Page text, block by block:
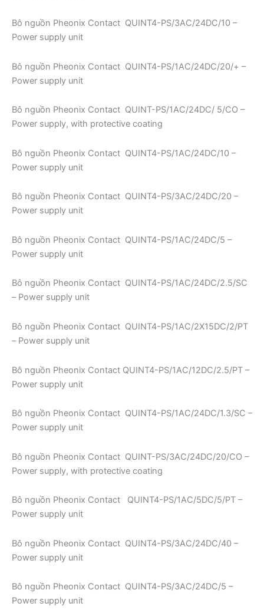
Bô nguồn Pheonix Contact QUINT4-PS/3AC/24DC/10 –
Power supply unit
Bô nguồn Pheonix Contact QUINT4-PS/1AC/24DC/20/+ –
Power supply unit
Bô nguồn Pheonix Contact QUINT-PS/1AC/24DC/ 5/CO –
Power supply, with protective coating
Bô nguồn Pheonix Contact QUINT4-PS/1AC/24DC/10 –
Power supply unit
Bô nguồn Pheonix Contact QUINT4-PS/3AC/24DC/20 –
Power supply unit
Bô nguồn Pheonix Contact QUINT4-PS/1AC/24DC/5 –
Power supply unit
Bô nguồn Pheonix Contact QUINT4-PS/1AC/24DC/2.5/SC
– Power supply unit
Bô nguồn Pheonix Contact QUINT4-PS/1AC/2X15DC/2/PT
– Power supply unit
Bô nguồn Pheonix Contact QUINT4-PS/1AC/12DC/2.5/PT –
Power supply unit
Bô nguồn Pheonix Contact QUINT4-PS/1AC/24DC/1.3/SC –
Power supply unit
Bô nguồn Pheonix Contact QUINT-PS/3AC/24DC/20/CO –
Power supply, with protective coating
Bô nguồn Pheonix Contact QUINT4-PS/1AC/5DC/5/PT –
Power supply unit
Bô nguồn Pheonix Contact QUINT4-PS/3AC/24DC/40 –
Power supply unit
Bô nguồn Pheonix Contact QUINT4-PS/3AC/24DC/5 –
Power supply unit